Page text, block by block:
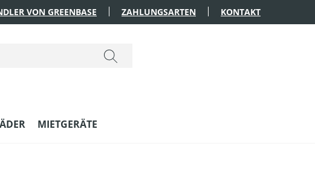
VON GREENBASE ZAHLUNGSARTEN KONTAKT
MIETGERÄTE